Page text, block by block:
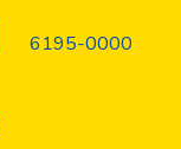
6195-0000